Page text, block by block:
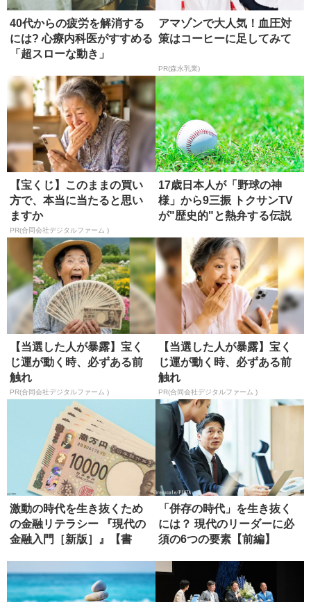
40代からの疲労を解消する
には? 心療内科医がすすめる
「超スローな動き」
アマゾンで大人気！血圧対
策はコーヒーに足してみて
PR(森永乳業)
【宝くじ】このままの買い
方で、本当に当たると思い
ますか
PR(合同会社デジタルファーム )
17歳日本人が「野球の神
様」から9三振 トクサンTV
が"歴史的"と熱弁する伝説
【当選した人が暴露】宝く
じ運が動く時、必ずある前
触れ
PR(合同会社デジタルファーム )
【当選した人が暴露】宝く
じ運が動く時、必ずある前
触れ
PR(合同会社デジタルファーム )
激動の時代を生き抜くため
の金融リテラシー 『現代の
金融入門［新版］』【書
「併存の時代」を生き抜く
には？ 現代のリーダーに必
須の6つの要素【前編】